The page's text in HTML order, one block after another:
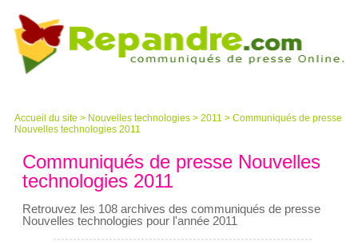
Accueil du site > Nouvelles technologies > 2011 > Communiqués de presse
Nouvelles technologies 2011
Communiqués de presse Nouvelles
technologies 2011
Retrouvez les 108 archives des communiqués de presse
Nouvelles technologies pour l'année 2011